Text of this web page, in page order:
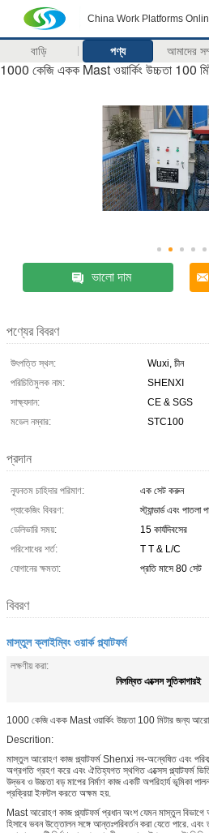
China Work Platforms
বাড়ি পণ্য আমাদের
1000 কেজি একক Mast ওয়ার্কিং উচ্চতা 100
ভালো দাম
পণ্যের বিবরণ
উৎপত্তি স্থল:
Wuxi, চীন
পরিচিতিমুলক নাম:
SHENXI
সাক্ষ্যদান:
CE & SGS
মডেল নম্বার:
STC100
প্রদান
ন্যূনতম চাহিদার পরিমাণ:
এক সেট করুন
প্যাকেজিং বিবরণ:
স্ট্যান্ডার্ড এবং পাতলা
ডেলিভারি সময়:
15 কার্যদিবসের
পরিশোধের শর্ত:
T T & L/C
যোগানের ক্ষমতা:
প্রতি মাসে 80 সেট
বিবরণ
মাস্তুল ক্লাইম্বিং ওয়ার্ক প্ল্যাটফর্ম
লক্ষণীয় করা:
নিলম্বিত এক্সেস সুতিকাগারই
1000 কেজি একক Mast ওয়ার্কিং উচ্চতা 100 মিটার জন্য
Descrition:
মাস্তুল আরোহণ কাজ প্ল্যাটফর্ম Shenxi নব-অন্বেষিত এবং
অগ্রগতি গ্রহণ করে এবং ঐতিহ্যগত স্থগিত এক্সেস প্ল্যাটফর্ম
উদ্ভব ও উচ্চতা বড় মাপের নির্মাণ কাজ একটি অপরিহার্য ভূমিকা
প্রক্রিয়া ইনস্টল করতে অক্ষম হয়.
Mast আরোহণ কাজ প্ল্যাটফর্ম প্রধান অংশ যেমন মাস্তুল
হিসাবে ভবন উত্তোলন সঙ্গে আন্তঃপরিবর্তন করা যেতে পারে. এবং